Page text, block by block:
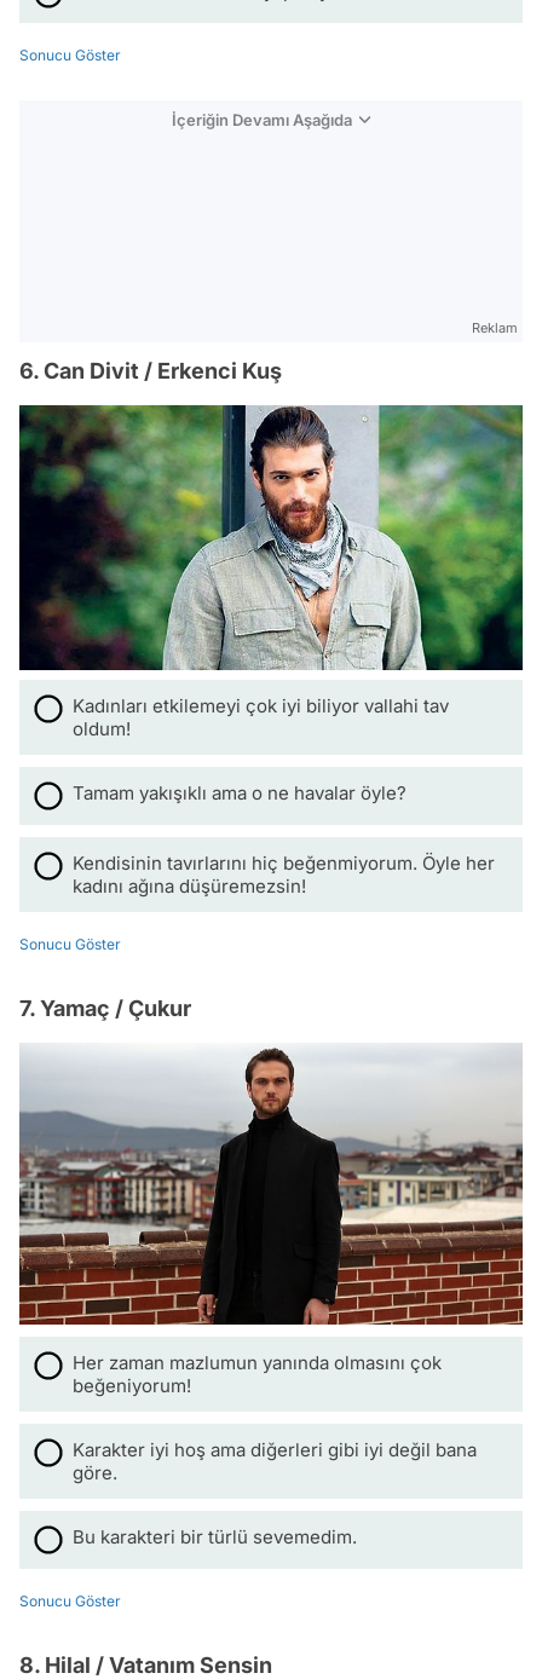
Sonucu Göster
İçeriğin Devamı Aşağıda
Reklam
6. Can Divit / Erkenci Kuş
Kadınları etkilemeyi çok iyi biliyor vallahi tav
oldum!
Tamam yakışıklı ama o ne havalar öyle?
Kendisinin tavırlarını hiç beğenmiyorum. Öyle her
kadını ağına düşüremezsin!
Sonucu Göster
7. Yamaç / Çukur
Her zaman mazlumun yanında olmasını çok
beğeniyorum!
Karakter iyi hoş ama diğerleri gibi iyi değil bana
göre.
Bu karakteri bir türlü sevemedim.
Sonucu Göster
8. Hilal / Vatanım Sensin